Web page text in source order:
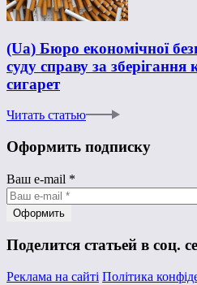
(Ua) Бюро економічної
суду справу за
сигарет
Читать статью
Оформить подписку
Ваш e-mail *
Поделится статьей в соц.
Реклама на сайті Політика